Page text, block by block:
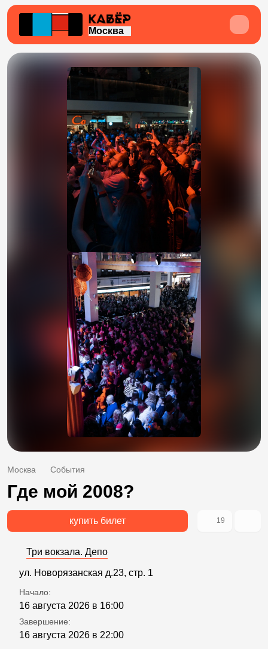
Москва
Москва События
Где мой 2008?
купить билет 19
Три вокзала. Депо
ул. Новорязанская д.23, стр. 1
Начало:
16 августа 2026 в 16:00
Завершение:
16 августа 2026 в 22:00